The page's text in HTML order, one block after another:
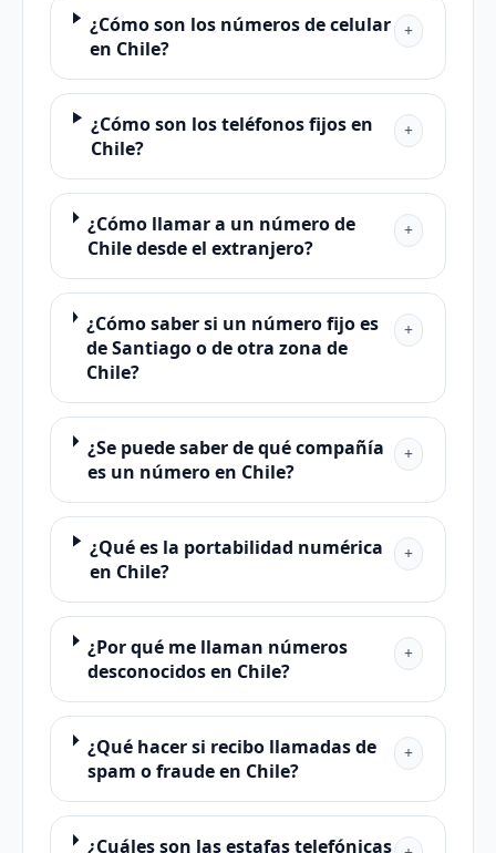
¿Cómo son los números de celular
en Chile?
+
¿Cómo son los teléfonos fijos en
Chile?
+
¿Cómo llamar a un número de
Chile desde el extranjero?
+
¿Cómo saber si un número fijo es
de Santiago o de otra zona de
Chile?
+
¿Se puede saber de qué compañía
es un número en Chile?
+
¿Qué es la portabilidad numérica
en Chile?
+
¿Por qué me llaman números
desconocidos en Chile?
+
¿Qué hacer si recibo llamadas de
spam o fraude en Chile?
+
¿Cuáles son las estafas telefónicas